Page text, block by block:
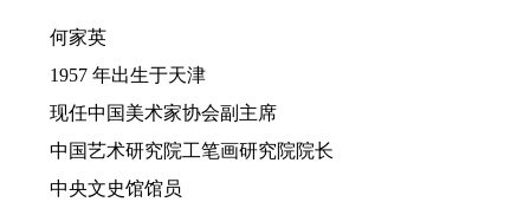
何家英
1957 年出生于天津
现任中国美术家协会副主席
中国艺术研究院工笔画研究院院长
中央文史馆馆员